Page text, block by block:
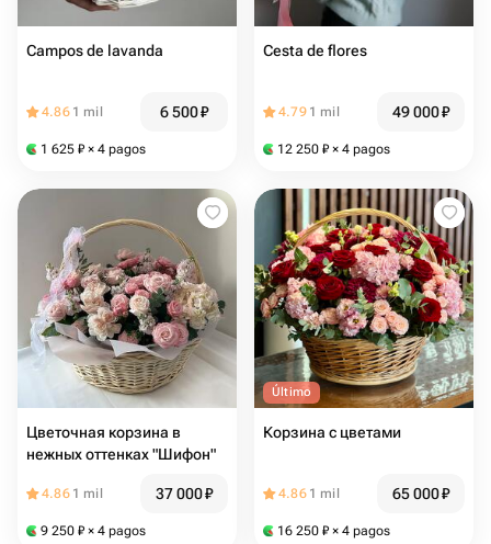
Campos de lavanda
4.86 1 mil 6 500₽
1 625 ₽ × 4 pagos
Cesta de flores
4.79 1 mil 49 000₽
12 250 ₽ × 4 pagos
Цветочная корзина в
нежных оттенках "Шифон"
4.86 1 mil 37 000₽
9 250 ₽ × 4 pagos
Último
Корзина с цветами
4.86 1 mil 65 000₽
16 250 ₽ × 4 pagos